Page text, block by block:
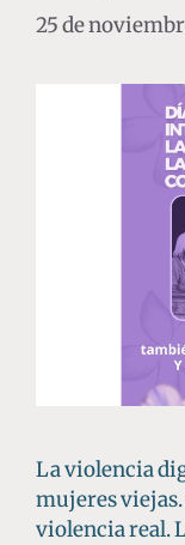
25 de
La violencia
mujeres viejas.
violencia real.